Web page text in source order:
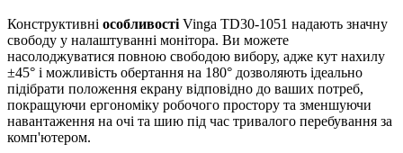
Конструктивні особливості Vinga TD30-1051 надають значну
свободу у налаштуванні монітора. Ви можете
насолоджуватися повною свободою вибору, адже кут нахилу
±45° і можливість обертання на 180° дозволяють ідеально
підібрати положення екрану відповідно до ваших потреб,
покращуючи ергономіку робочого простору та зменшуючи
навантаження на очі та шию під час тривалого перебування за
комп'ютером.